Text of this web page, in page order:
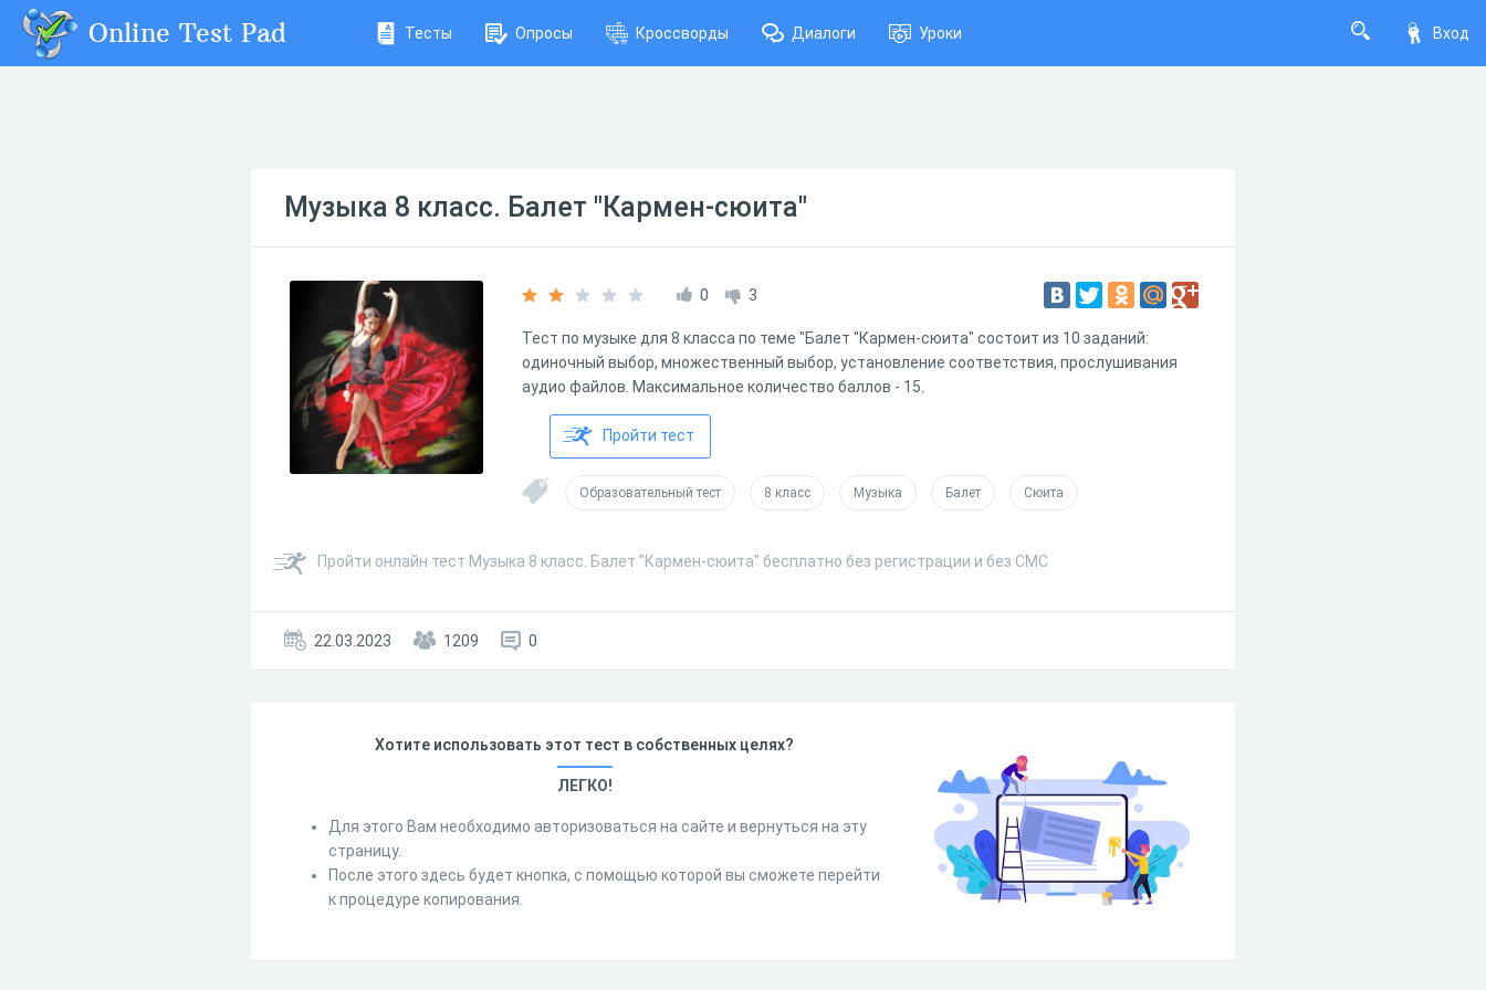
Вход
Online Test Pad Тесты Опросы Кроссворды Диалоги Уроки
Музыка 8 класс. Балет "Кармен-сюита"
0 3
Тест по музыке для 8 класса по теме "Балет "Кармен-сюита" состоит из 10 заданий:
одиночный выбор, множественный выбор, установление соответствия, прослушивания
аудио файлов. Максимальное количество баллов - 15.
Пройти тест
Образовательный тест 8 класс Музыка Балет Сюита
Пройти онлайн тест Музыка 8 класс. Балет "Кармен-сюита" бесплатно без регистрации и без СМС
22.03.2023 1209 0
Хотите использовать этот тест в собственных целях?
ЛЕГКО!
Для этого Вам необходимо авторизоваться на сайте и вернуться на эту
страницу.
После этого здесь будет кнопка, с помощью которой вы сможете перейти
к процедуре копирования.